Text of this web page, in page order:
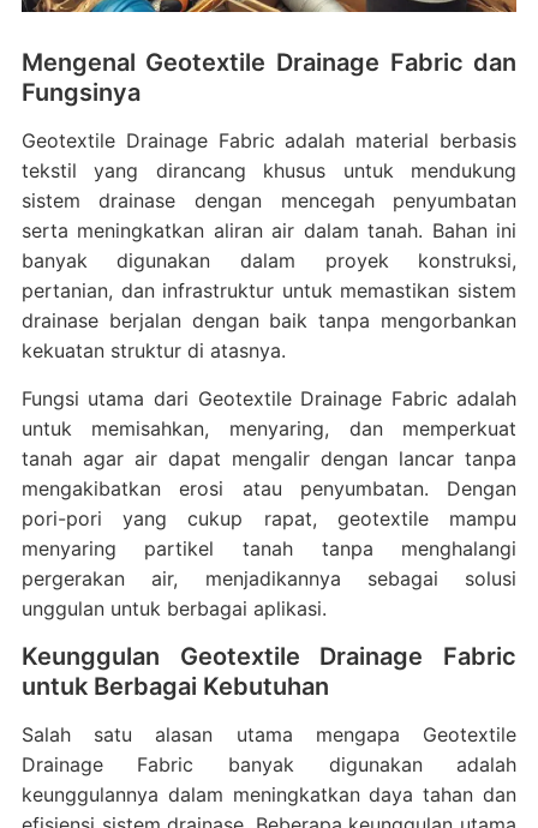
Mengenal Geotextile Drainage Fabric dan
Fungsinya
Geotextile Drainage Fabric adalah material berbasis
tekstil yang dirancang khusus untuk mendukung
sistem drainase dengan mencegah penyumbatan
serta meningkatkan aliran air dalam tanah. Bahan ini
banyak digunakan dalam proyek konstruksi,
pertanian, dan infrastruktur untuk memastikan sistem
drainase berjalan dengan baik tanpa mengorbankan
kekuatan struktur di atasnya.
Fungsi utama dari Geotextile Drainage Fabric adalah
untuk memisahkan, menyaring, dan memperkuat
tanah agar air dapat mengalir dengan lancar tanpa
mengakibatkan erosi atau penyumbatan. Dengan
pori-pori yang cukup rapat, geotextile mampu
menyaring partikel tanah tanpa menghalangi
pergerakan air, menjadikannya sebagai solusi
unggulan untuk berbagai aplikasi.
Keunggulan Geotextile Drainage Fabric
untuk Berbagai Kebutuhan
Salah satu alasan utama mengapa Geotextile
Drainage Fabric banyak digunakan adalah
keunggulannya dalam meningkatkan daya tahan dan